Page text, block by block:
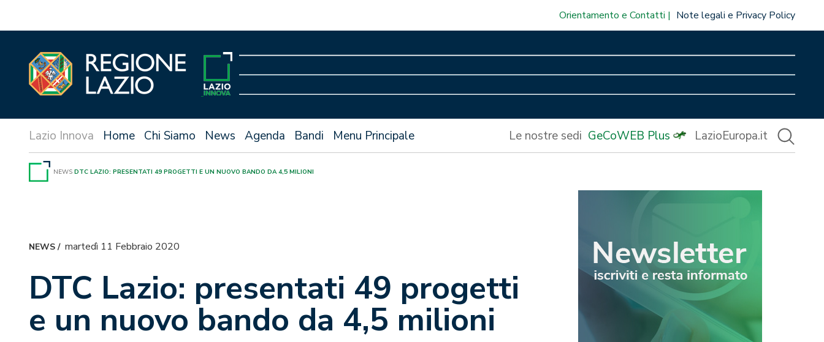
Orientamento e Contatti Note legali e Privacy Policy
Home Chi Siamo News Agenda Bandi Menu Principale Le nostre sedi GeCoWEB Plus LazioEuropa.it
NEWS DTC LAZIO: PRESENTATI 49 PROGETTI E UN NUOVO BANDO DA 4,5 MILIONI
NEWS/ martedì 11 Febbraio 2020
DTC Lazio: presentati 49 progetti
e un nuovo bando da 4,5 milioni